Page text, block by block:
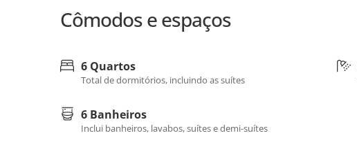
Cômodos e espaços
6 Quartos
Total de dormitórios, incluindo as suítes
6 Banheiros
Inclui banheiros, lavabos, suítes e demi-suítes